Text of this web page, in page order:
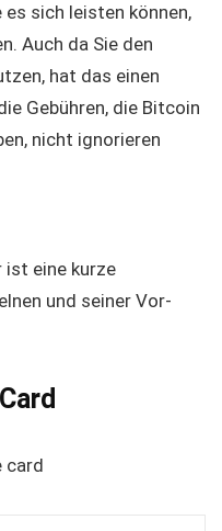
es sich leisten können,
Auch da Sie den
hat das einen
Gebühren, die Bitcoin
nicht ignorieren
ist eine kurze
und seiner Vor-